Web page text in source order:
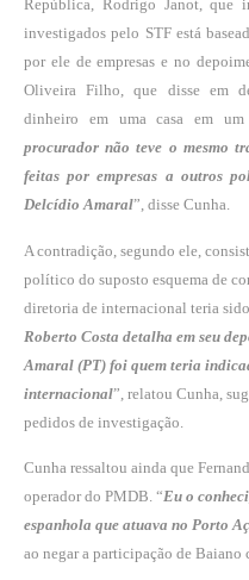
República, Rodrigo Janot,
investigados pelo STF está
por ele de empresas e no
Oliveira Filho, que disse em
dinheiro em uma casa em
procurador não teve o mesmo
feitas por empresas a outros
Delcídio Amaral”, disse Cunha.
A contradição, segundo ele,
político do suposto esquema de
diretoria de internacional teria
Roberto Costa detalha em seu
Amaral (PT) foi quem teria
internacional”, relatou Cunha,
pedidos de investigação.
Cunha ressaltou ainda que
operador do PMDB. “Eu o
espanhola que atuava no Porto
ao negar a participação de Baiano